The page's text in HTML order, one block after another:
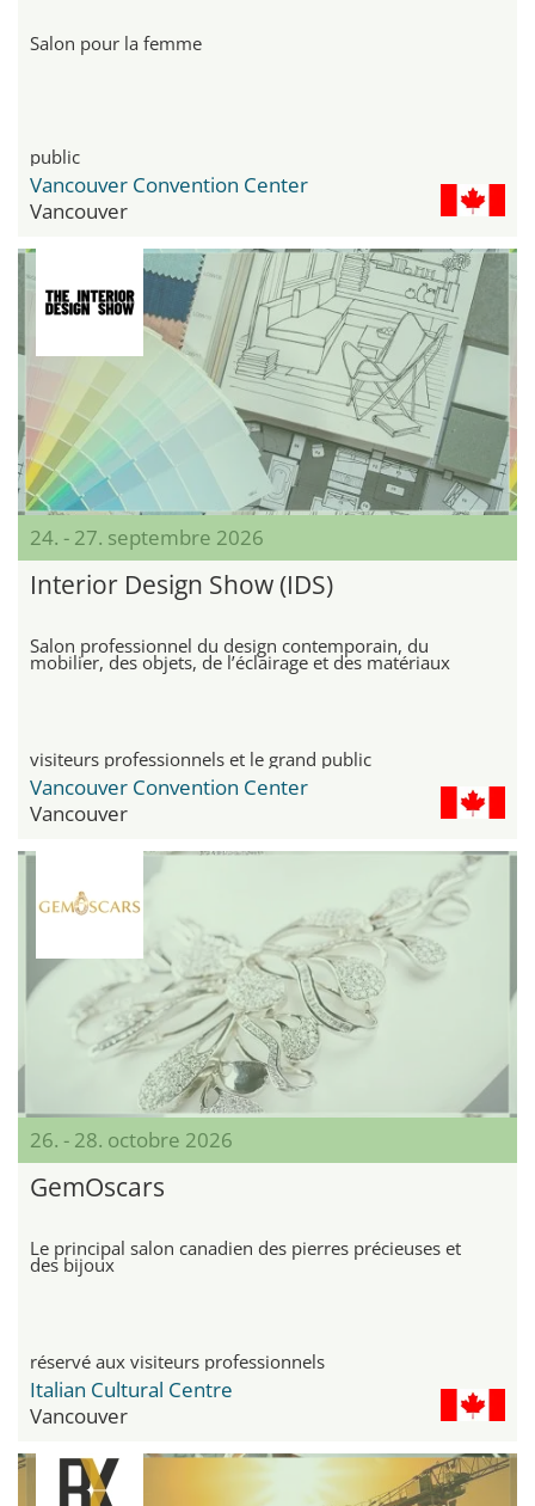
Salon pour la femme
public
Vancouver Convention Center
Vancouver
24. - 27. septembre 2026
Interior Design Show (IDS)
Salon professionnel du design contemporain, du
mobilier, des objets, de l’éclairage et des matériaux
visiteurs professionnels et le grand public
Vancouver Convention Center
Vancouver
26. - 28. octobre 2026
GemOscars
Le principal salon canadien des pierres précieuses et
des bijoux
réservé aux visiteurs professionnels
Italian Cultural Centre
Vancouver